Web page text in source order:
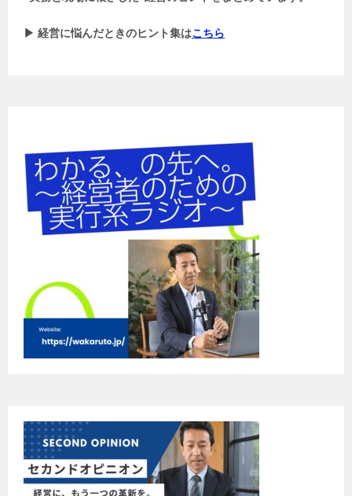
▶ 経営に悩んだときのヒント集はこちら